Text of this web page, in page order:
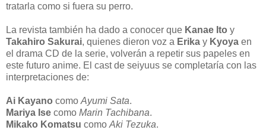
tratarla como si fuera su perro.
La revista también ha dado a conocer que Kanae Ito y
Takahiro Sakurai, quienes dieron voz a Erika y Kyoya en
el drama CD de la serie, volverán a repetir sus papeles en
este futuro anime. El cast de seiyuus se completaría con las
interpretaciones de:
Ai Kayano como Ayumi Sata.
Mariya Ise como Marin Tachibana.
Mikako Komatsu como Aki Tezuka.